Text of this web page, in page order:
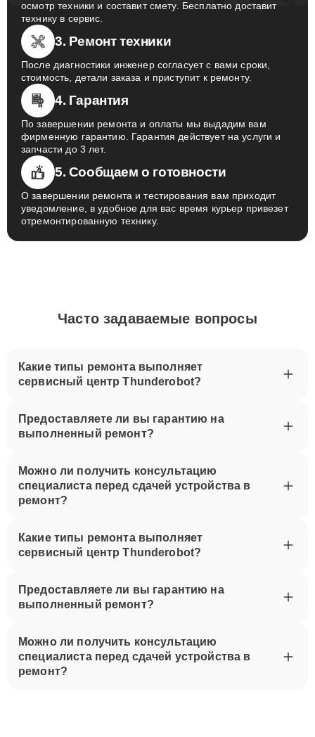
осмотр техники и составит смету. Бесплатно доставит
технику в сервис.
3. Ремонт техники
После диагностики инженер согласует с вами сроки,
стоимость, детали заказа и приступит к ремонту.
4. Гарантия
По завершении ремонта и оплаты мы выдадим вам
фирменную гарантию. Гарантия действует на услуги и
запчасти до 3 лет.
5. Сообщаем о готовности
О завершении ремонта и тестирования вам приходит
уведомление, в удобное для вас время курьер привезет
отремонтированную технику.
Часто задаваемые вопросы
Какие типы ремонта выполняет
сервисный центр Thunderobot?
Предоставляете ли вы гарантию на
выполненный ремонт?
Можно ли получить консультацию
специалиста перед сдачей устройства в
ремонт?
Какие типы ремонта выполняет
сервисный центр Thunderobot?
Предоставляете ли вы гарантию на
выполненный ремонт?
Можно ли получить консультацию
специалиста перед сдачей устройства в
ремонт?